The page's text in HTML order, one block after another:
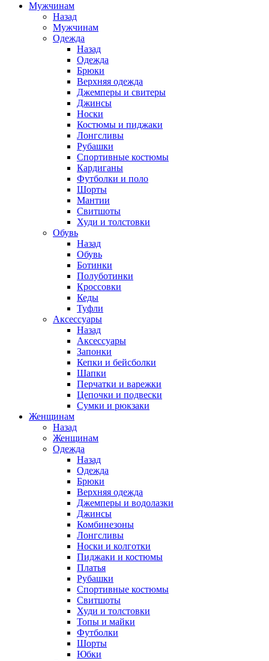
Мужчинам
Назад
Мужчинам
Одежда
Назад
Одежда
Брюки
Верхняя одежда
Джемперы и свитеры
Джинсы
Носки
Костюмы и пиджаки
Лонгсливы
Рубашки
Спортивные костюмы
Кардиганы
Футболки и поло
Шорты
Мантии
Свитшоты
Худи и толстовки
Обувь
Назад
Обувь
Ботинки
Полуботинки
Кроссовки
Кеды
Туфли
Аксессуары
Назад
Аксессуары
Запонки
Кепки и бейсболки
Шапки
Перчатки и варежки
Цепочки и подвески
Сумки и рюкзаки
Женщинам
Назад
Женщинам
Одежда
Назад
Одежда
Брюки
Верхняя одежда
Джемперы и водолазки
Джинсы
Комбинезоны
Лонгсливы
Носки и колготки
Пиджаки и костюмы
Платья
Рубашки
Спортивные костюмы
Свитшоты
Худи и толстовки
Топы и майки
Футболки
Шорты
Юбки